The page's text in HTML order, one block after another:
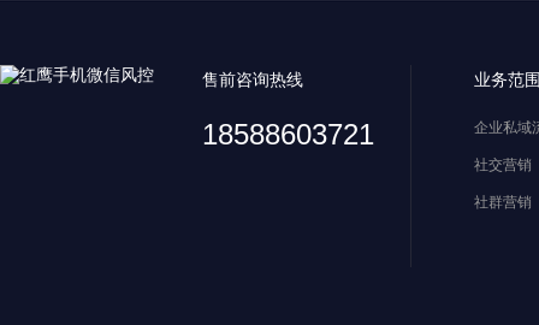
售前咨询热线
18588603721
业务范
企业私域
社交营销
社群营销